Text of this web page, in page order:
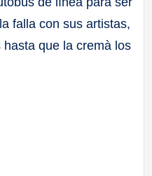
falla con sus artistas,
que la cremà los